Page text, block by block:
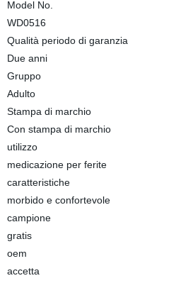
Model No.
WD0516
Qualità periodo di garanzia
Due anni
Gruppo
Adulto
Stampa di marchio
Con stampa di marchio
utilizzo
medicazione per ferite
caratteristiche
morbido e confortevole
campione
gratis
oem
accetta